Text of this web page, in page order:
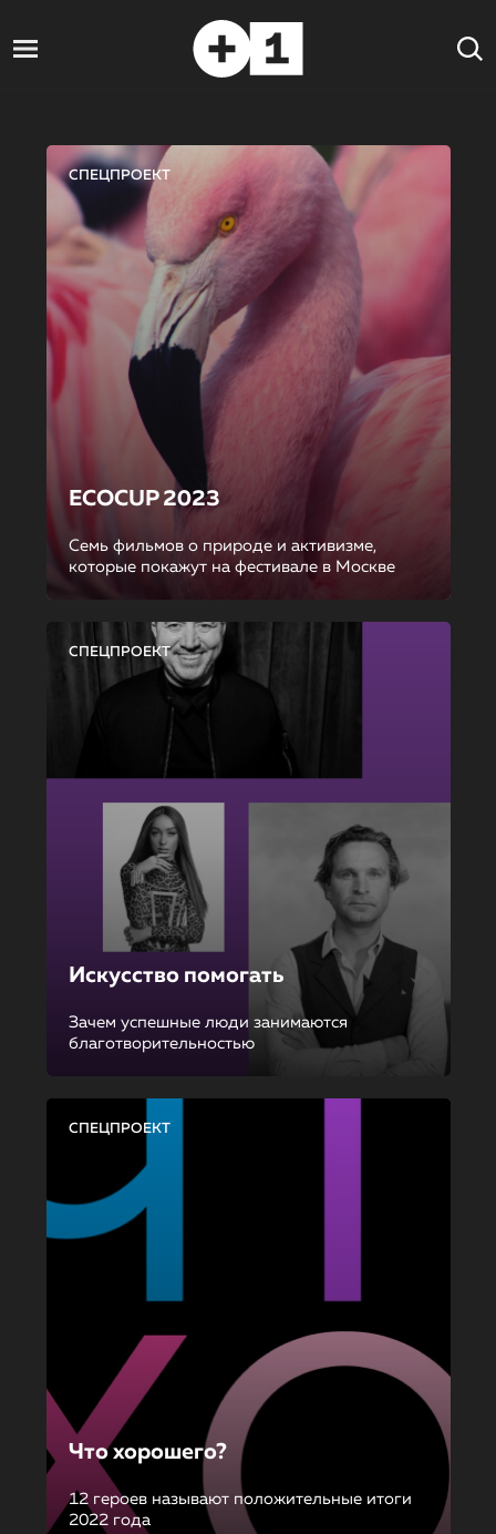
СПЕЦПРОЕКТ
ECOCUP 2023
Семь фильмов о природе и активизме,
которые покажут на фестивале в Москве
СПЕЦПРОЕКТ
Искусство помогать
Зачем успешные люди занимаются
благотворительностью
СПЕЦПРОЕКТ
Что хорошего?
12 героев называют положительные итоги
2022 года